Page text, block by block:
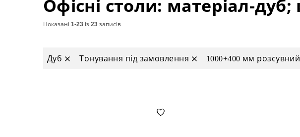
Показані 1-23 із23записів.
Дуб Тонування під замовлення 1000+400 мм розсувний